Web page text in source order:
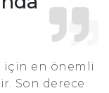
için en önemli
Son derece